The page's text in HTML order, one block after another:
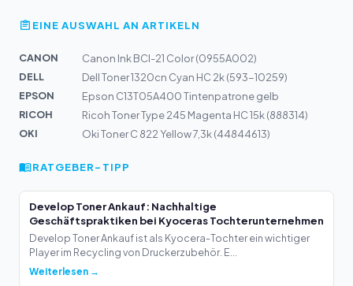
EINE AUSWAHL AN ARTIKELN
CANON
Canon Ink BCI-21 Color (0955A002)
DELL
Dell Toner 1320cn Cyan HC 2k (593-10259)
EPSON
Epson C13T05A400 Tintenpatrone gelb
RICOH
Ricoh Toner Type 245 Magenta HC 15k (888314)
OKI
Oki Toner C 822 Yellow 7,3k (44844613)
RATGEBER-TIPP
Develop Toner Ankauf: Nachhaltige
Geschäftspraktiken bei Kyoceras Tochterunternehmen
Develop Toner Ankauf ist als Kyocera-Tochter ein wichtiger
Player im Recycling von Druckerzubehör. E...
Weiterlesen →